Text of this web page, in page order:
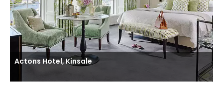
Actons Hotel, Kinsale